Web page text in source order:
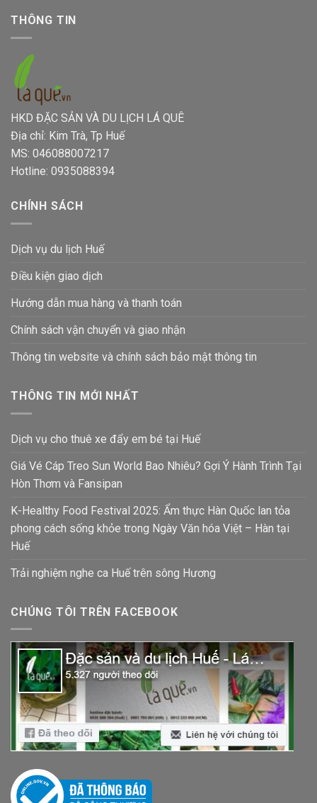
THÔNG TIN
HKD ĐẶC SẢN VÀ DU LỊCH LÁ QUÊ
Địa chỉ: Kim Trà, Tp Huế
MS: 046088007217
Hotline: 0935088394
CHÍNH SÁCH
Dịch vụ du lịch Huế
Điều kiện giao dịch
Hướng dẫn mua hàng và thanh toán
Chính sách vận chuyển và giao nhận
Thông tin website và chính sách bảo mật thông tin
THÔNG TIN MỚI NHẤT
Dịch vụ cho thuê xe đẩy em bé tại Huế
Giá Vé Cáp Treo Sun World Bao Nhiêu? Gợi Ý Hành Trình Tại
Hòn Thơm và Fansipan
K-Healthy Food Festival 2025: Ẩm thực Hàn Quốc lan tỏa
phong cách sống khỏe trong Ngày Văn hóa Việt – Hàn tại
Huế
Trải nghiệm nghe ca Huế trên sông Hương
CHÚNG TÔI TRÊN FACEBOOK